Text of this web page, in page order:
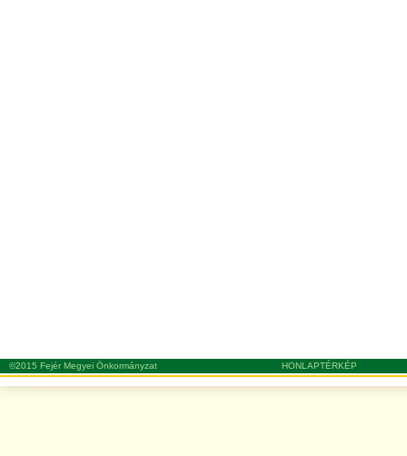
©2015 Fejér Megyei Önkormányzat HONLAPTÉRKÉP